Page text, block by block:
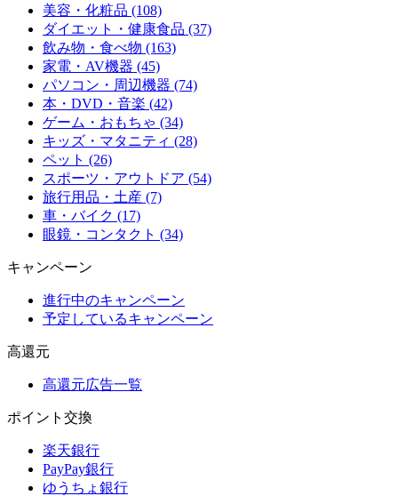
美容・化粧品 (108)
ダイエット・健康食品 (37)
飲み物・食べ物 (163)
家電・AV機器 (45)
パソコン・周辺機器 (74)
本・DVD・音楽 (42)
ゲーム・おもちゃ (34)
キッズ・マタニティ (28)
ペット (26)
スポーツ・アウトドア (54)
旅行用品・土産 (7)
車・バイク (17)
眼鏡・コンタクト (34)
キャンペーン
進行中のキャンペーン
予定しているキャンペーン
高還元
高還元広告一覧
ポイント交換
楽天銀行
PayPay銀行
ゆうちょ銀行